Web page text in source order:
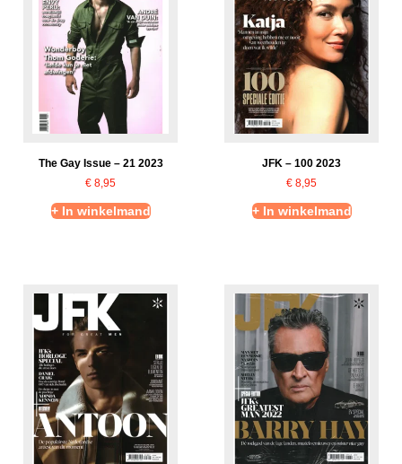
The Gay Issue – 21 2023
€ 8,95
+ In winkelmand
JFK – 100 2023
€ 8,95
+ In winkelmand